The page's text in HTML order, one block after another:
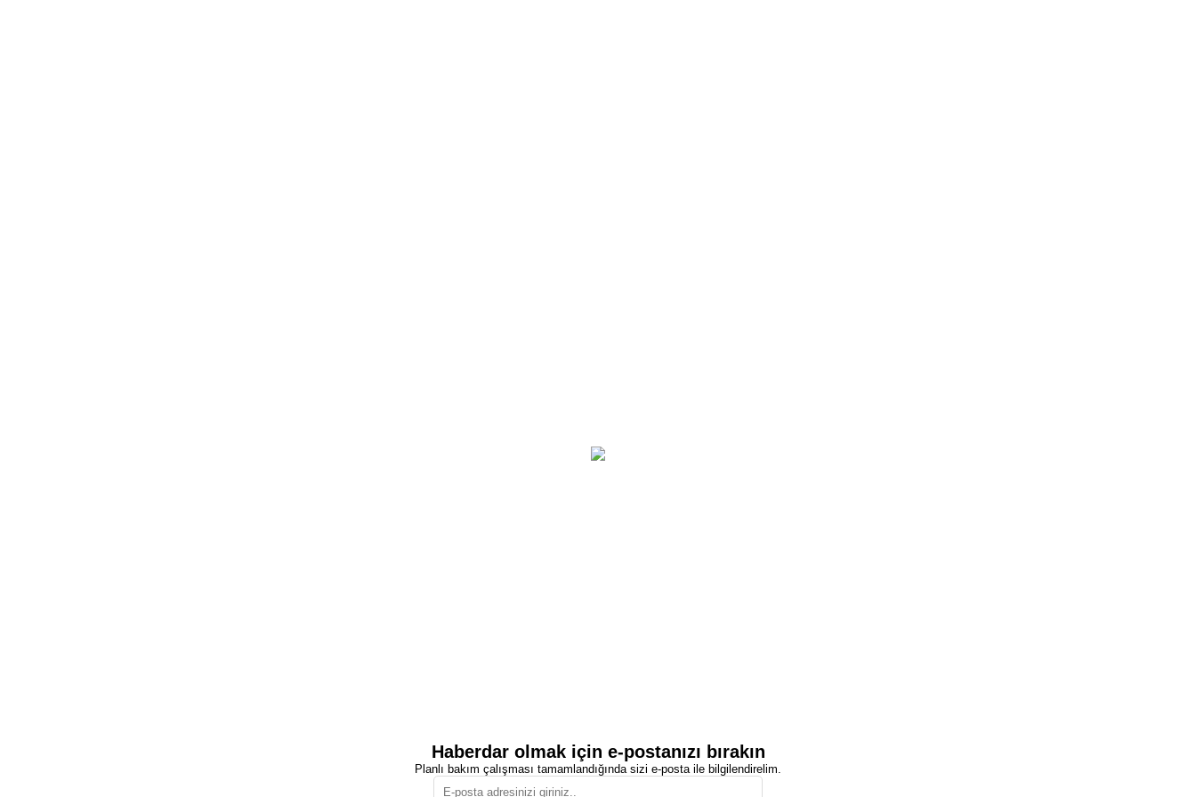
Haberdar olmak için e-postanızı bırakın
Planlı bakım çalışması tamamlandığında sizi e-posta ile bilgilendirelim.